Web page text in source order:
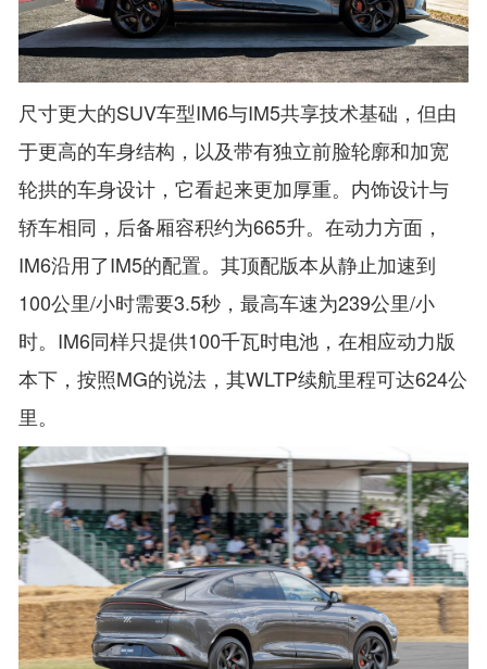
尺寸更大的SUV车型IM6与IM5共享技术基础，但由
于更高的车身结构，以及带有独立前脸轮廓和加宽
轮拱的车身设计，它看起来更加厚重。内饰设计与
轿车相同，后备厢容积约为665升。在动力方面，
IM6沿用了IM5的配置。其顶配版本从静止加速到
100公里/小时需要3.5秒，最高车速为239公里/小
时。IM6同样只提供100千瓦时电池，在相应动力版
本下，按照MG的说法，其WLTP续航里程可达624公
里。